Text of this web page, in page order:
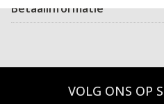
Betaalinformatie
VOLG ONS OP